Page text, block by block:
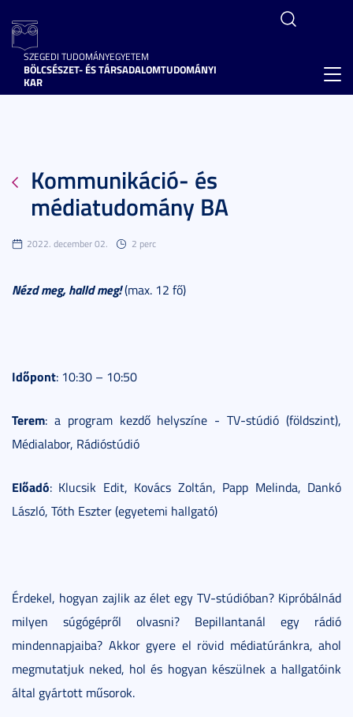
SZEGEDI TUDOMÁNYEGYETEM
BÖLCSÉSZET- ÉS TÁRSADALOMTUDOMÁNYI
KAR
Kommunikáció- és
médiatudomány BA
2022. december 02. 2 perc
Nézd meg, halld meg!(max. 12 fő)
Időpont: 10:30 – 10:50
Terem: a program kezdő helyszíne - TV-stúdió (földszint),
Médialabor, Rádióstúdió
Előadó: Klucsik Edit, Kovács Zoltán, Papp Melinda, Dankó
László, Tóth Eszter (egyetemi hallgató)
Érdekel, hogyan zajlik az élet egy TV-stúdióban? Kipróbálnád
milyen súgógépről olvasni? Bepillantanál egy rádió
mindennapjaiba? Akkor gyere el rövid médiatúránkra, ahol
megmutatjuk neked, hol és hogyan készülnek a hallgatóink
által gyártott műsorok.